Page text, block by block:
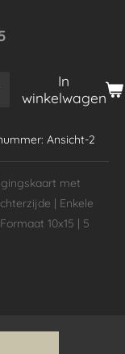
In
winkelwagen
Ansicht-2
met
| Enkele
10x15 | 5